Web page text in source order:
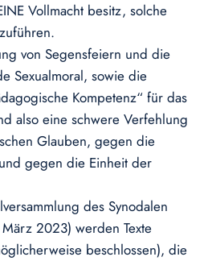
Vollmacht besitz, solche
von Segensfeiern und die
Sexualmoral, sowie die
Kompetenz“ für das
also eine schwere Verfehlung
Glauben, gegen die
gegen die Einheit der
des Synodalen
2023) werden Texte
beschlossen), die